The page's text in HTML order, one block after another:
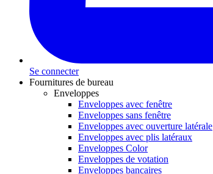
Se connecter
Fournitures de bureau
Enveloppes
Enveloppes avec fenêtre
Enveloppes sans fenêtre
Enveloppes avec ouverture latérale
Enveloppes avec plis latéraux
Enveloppes Color
Enveloppes de votation
Enveloppes bancaires